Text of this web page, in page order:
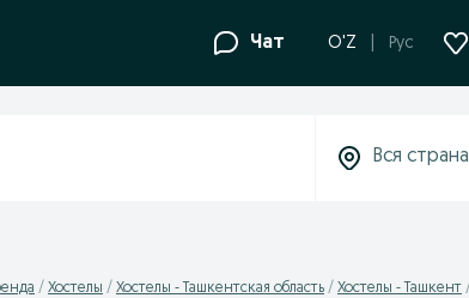
Чат O'Z Рус
Хостелы Хостелы - Ташкентская область Хостелы - Ташкент